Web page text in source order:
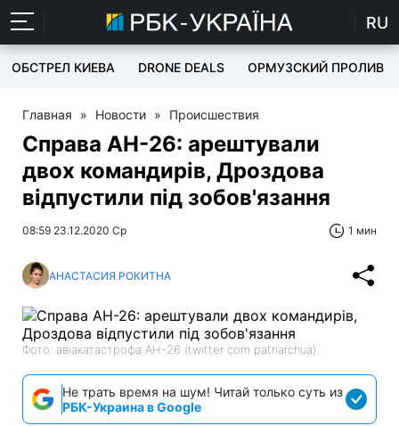
RU
ОБСТРЕЛ КИЕВА DRONE DEALS ОРМУЗСКИЙ ПРОЛИВ
Главная » Новости » Происшествия
Справа АН-26: арештували
двох командирів, Дроздова
відпустили під зобов'язання
08:59 23.12.2020 Ср 1 мин
АНАСТАСИЯ РОКИТНА
Фото: авіакатастрофа АН-26 (twitter com patriarchua)
Не трать время на шум! Читай только суть из
РБК-Украина в Google